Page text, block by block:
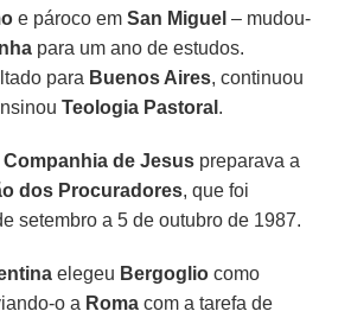
e pároco emSan Miguel – mudou-
para um ano de estudos.
para Buenos Aires, continuou
Teologia Pastoral .
Companhia de Jesus preparava a
dos Procuradores, que foi
setembro a 5 de outubro de 1987.
elegeu Bergoglio como
o a Roma com a tarefa de